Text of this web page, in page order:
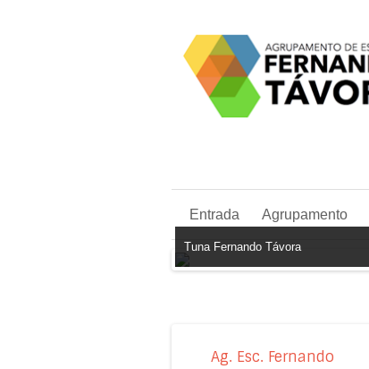
Entrada Agrupamento
Tuna Fernando Távora
Ag. Esc. Fernando